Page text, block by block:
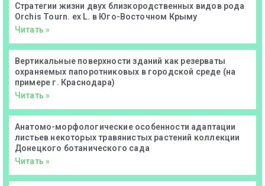
Стратегии жизни двух близкородственных видов рода
Orchis Tourn. ex L. в Юго-Восточном Крыму
Читать »
Вертикальные поверхности зданий как резерваты
охраняемых папоротниковых в городской среде (на
примере г. Краснодара)
Читать »
Анатомо-морфологические особенности адаптации
листьев некоторых травянистых растений коллекции
Донецкого ботанического сада
Читать »